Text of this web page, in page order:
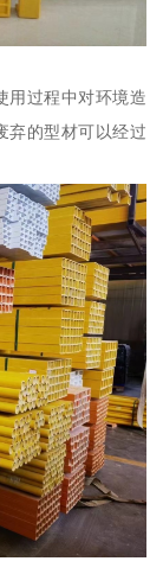
用过程中对环境造
弃的型材可以经过